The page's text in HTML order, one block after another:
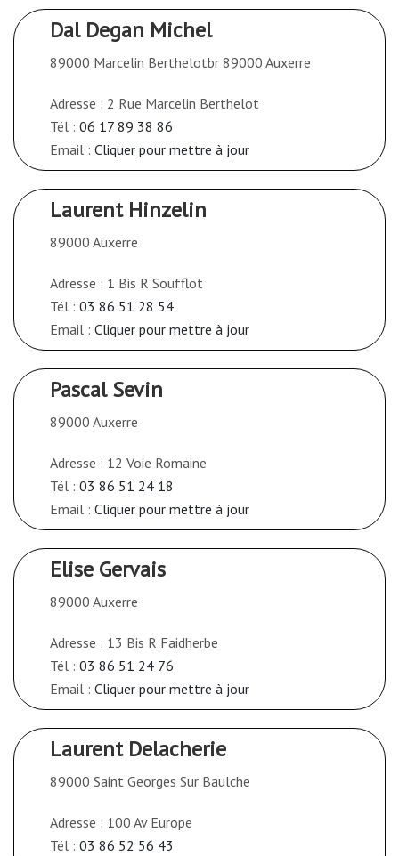
Dal Degan Michel
89000 Marcelin Berthelotbr 89000 Auxerre
Adresse : 2 Rue Marcelin Berthelot
Tél : 06 17 89 38 86
Email : Cliquer pour mettre à jour
Laurent Hinzelin
89000 Auxerre
Adresse : 1 Bis R Soufflot
Tél : 03 86 51 28 54
Email : Cliquer pour mettre à jour
Pascal Sevin
89000 Auxerre
Adresse : 12 Voie Romaine
Tél : 03 86 51 24 18
Email : Cliquer pour mettre à jour
Elise Gervais
89000 Auxerre
Adresse : 13 Bis R Faidherbe
Tél : 03 86 51 24 76
Email : Cliquer pour mettre à jour
Laurent Delacherie
89000 Saint Georges Sur Baulche
Adresse : 100 Av Europe
Tél : 03 86 52 56 43